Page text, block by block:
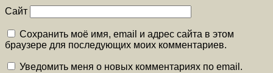
Сайт
Сохранить моё имя, email и адрес сайта в этом
браузере для последующих моих комментариев.
Уведомить меня о новых комментариях по email.